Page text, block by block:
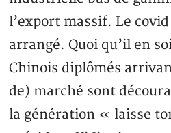
l’export massif. Le
arrangé. Quoi qu’il en
Chinois diplômés
de) marché sont
la génération « laisse